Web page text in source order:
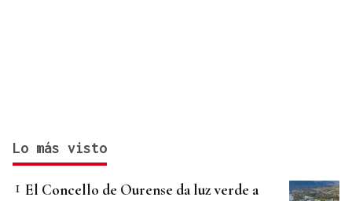
Lo más visto
El Concello de Ourense da luz verde a